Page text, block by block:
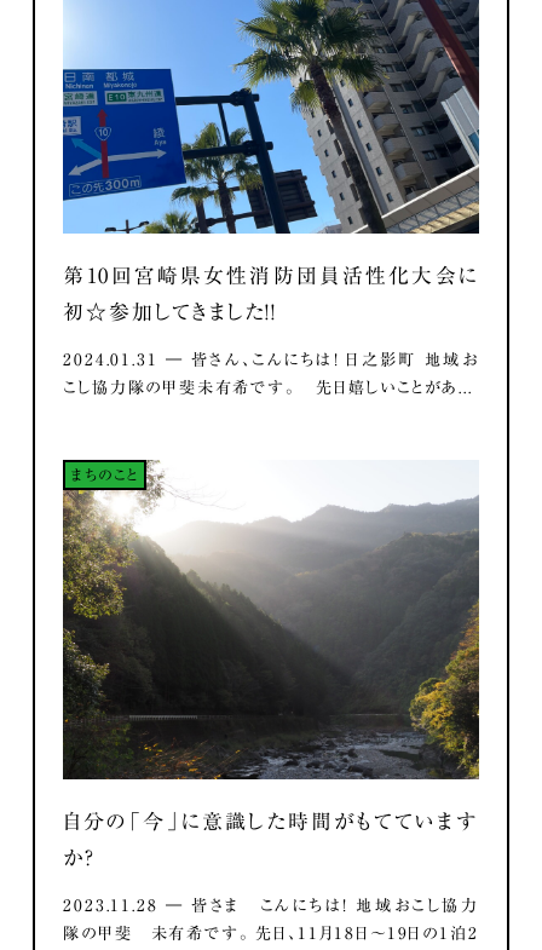
第10回宮崎県女性消防団員活性化大会に
初☆参加してきました！！
2024.01.31 ― 皆さん、こんにちは！ 日之影町 地域お
こし協力隊の甲斐未有希です。 先日嬉しいことがあ...
まちのこと
自分の「今」に意識した時間がもてています
か？
2023.11.28 ― 皆さま こんにちは！ 地域おこし協力
隊の甲斐 未有希です。 先日、11月18日～19日の1泊2